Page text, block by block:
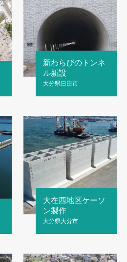
新わらびのトンネ
ル新設
大分県日田市
大在西地区ケーソ
ン製作
大分県大分市